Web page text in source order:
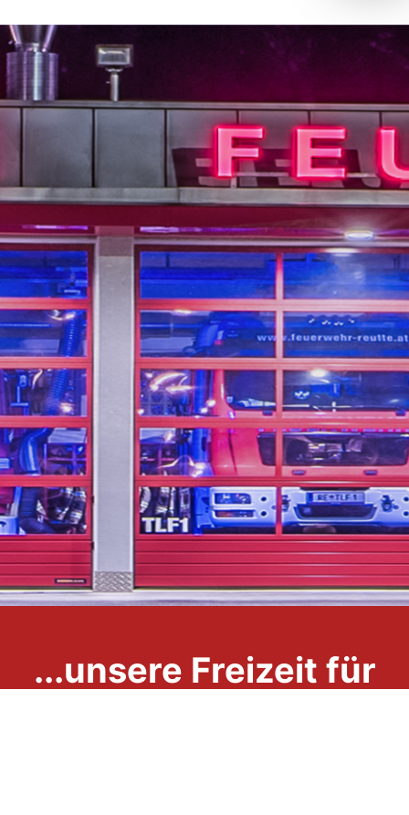
...unsere Freizeit für